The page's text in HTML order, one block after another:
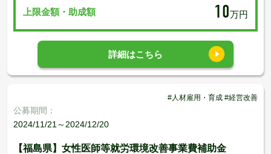
上限金額・助成額 10万円
詳細はこちら
#人材雇用・育成 #経営改善
公募期間：
2024/11/21～2024/12/20
【福島県】女性医師等就労環境改善事業費補助金